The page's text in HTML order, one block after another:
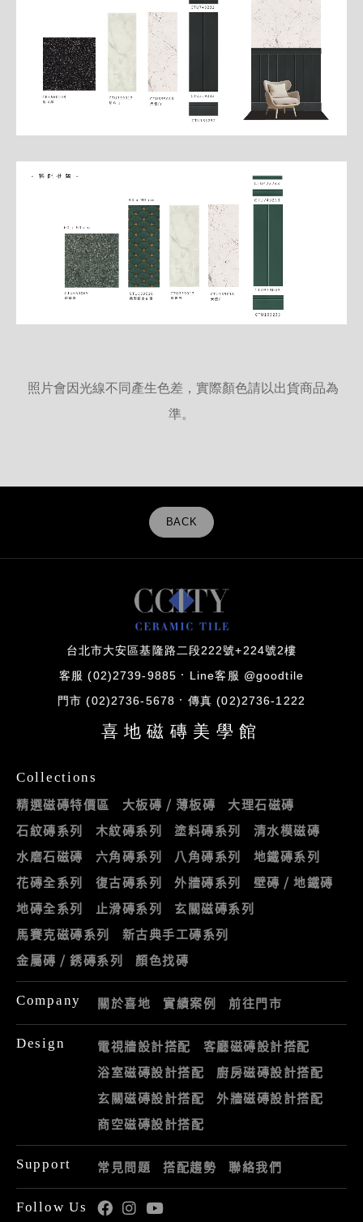
照片會因光線不同產生色差，實際顏色請以出貨商品為
準。
BACK
台北市大安區基隆路二段222號+224號2樓
客服 (02)2739-9885 Line客服 @goodtile
門市 (02)2736-5678 傳真 (02)2736-1222
喜地磁磚美學館
Collections
精選磁磚特價區 大板磚 / 薄板磚
大理石磁磚
石紋磚系列
木紋磚系列 塗料磚系列
清水模磁磚
水磨石磁磚
六角磚系列 八角磚系列
地鐵磚系列
花磚全系列
復古磚系列 外牆磚系列
壁磚 / 地鐵磚
地磚全系列
止滑磚系列
玄關磁磚系列
馬賽克磁磚系列
新古典手工磚系列
金屬磚 / 銹磚系列
顏色找磚
Company 關於喜地 實績案例 前往門市
Design 電視牆設計搭配
客廳磁磚設計搭配
浴室磁磚設計搭配
廚房磁磚設計搭配
玄關磁磚設計搭配
外牆磁磚設計搭配
商空磁磚設計搭配
Support 常見問題 搭配趨勢 聯絡我們
Follow Us